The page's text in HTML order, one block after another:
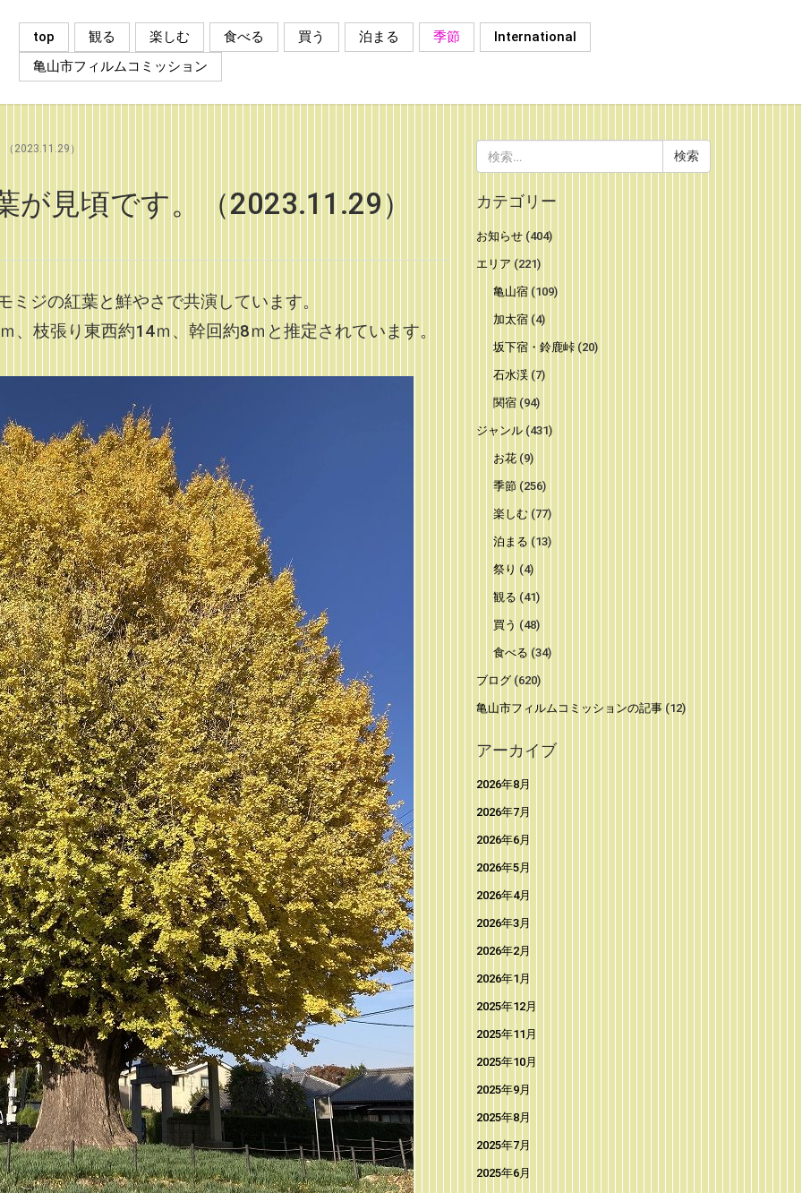
top 観る 楽しむ 食べる 買う 泊まる 季節
International
亀山市フィルムコミッション
2023.11.29）
見頃です。（2023.11.29）
ジの紅葉と鮮やさで共演しています。
、枝張り東西約14ｍ、幹回約8ｍと推定されています。
索:
カテゴリー
お知らせ(404)
エリア (221)
亀山宿 (109)
加太宿 (4)
坂下宿・鈴鹿峠 (20)
石水渓 (7)
関宿 (94)
ジャンル(431)
お花 (9)
季節 (256)
楽しむ (77)
泊まる (13)
祭り (4)
観る (41)
買う (48)
食べる (34)
ブログ(620)
亀山市フィルムコミッションの記事(12)
アーカイブ
2026年8月
2026年7月
2026年6月
2026年5月
2026年4月
2026年3月
2026年2月
2026年1月
2025年12月
2025年11月
2025年10月
2025年9月
2025年8月
2025年7月
2025年6月